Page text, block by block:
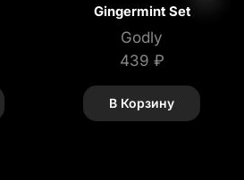
Gingermint Set
Godly
439 ₽
В Корзину